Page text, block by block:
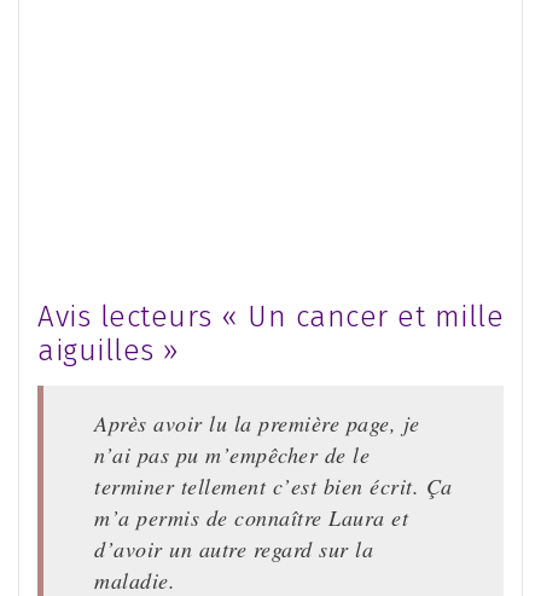
Avis lecteurs « Un cancer et mille
aiguilles »
Après avoir lu la première page, je
n’ai pas pu m’empêcher de le
terminer tellement c’est bien écrit. Ça
m’a permis de connaître Laura et
d’avoir un autre regard sur la
maladie.